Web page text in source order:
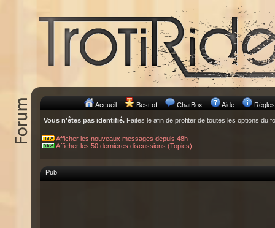
Accueil Best of ChatBox Aide Règles
Vous n'êtes pas identifié. Faites le afin de profiter de toutes les options du
Afficher les nouveaux messages depuis 48h
Afficher les 50 dernières discussions (Topics)
Pub